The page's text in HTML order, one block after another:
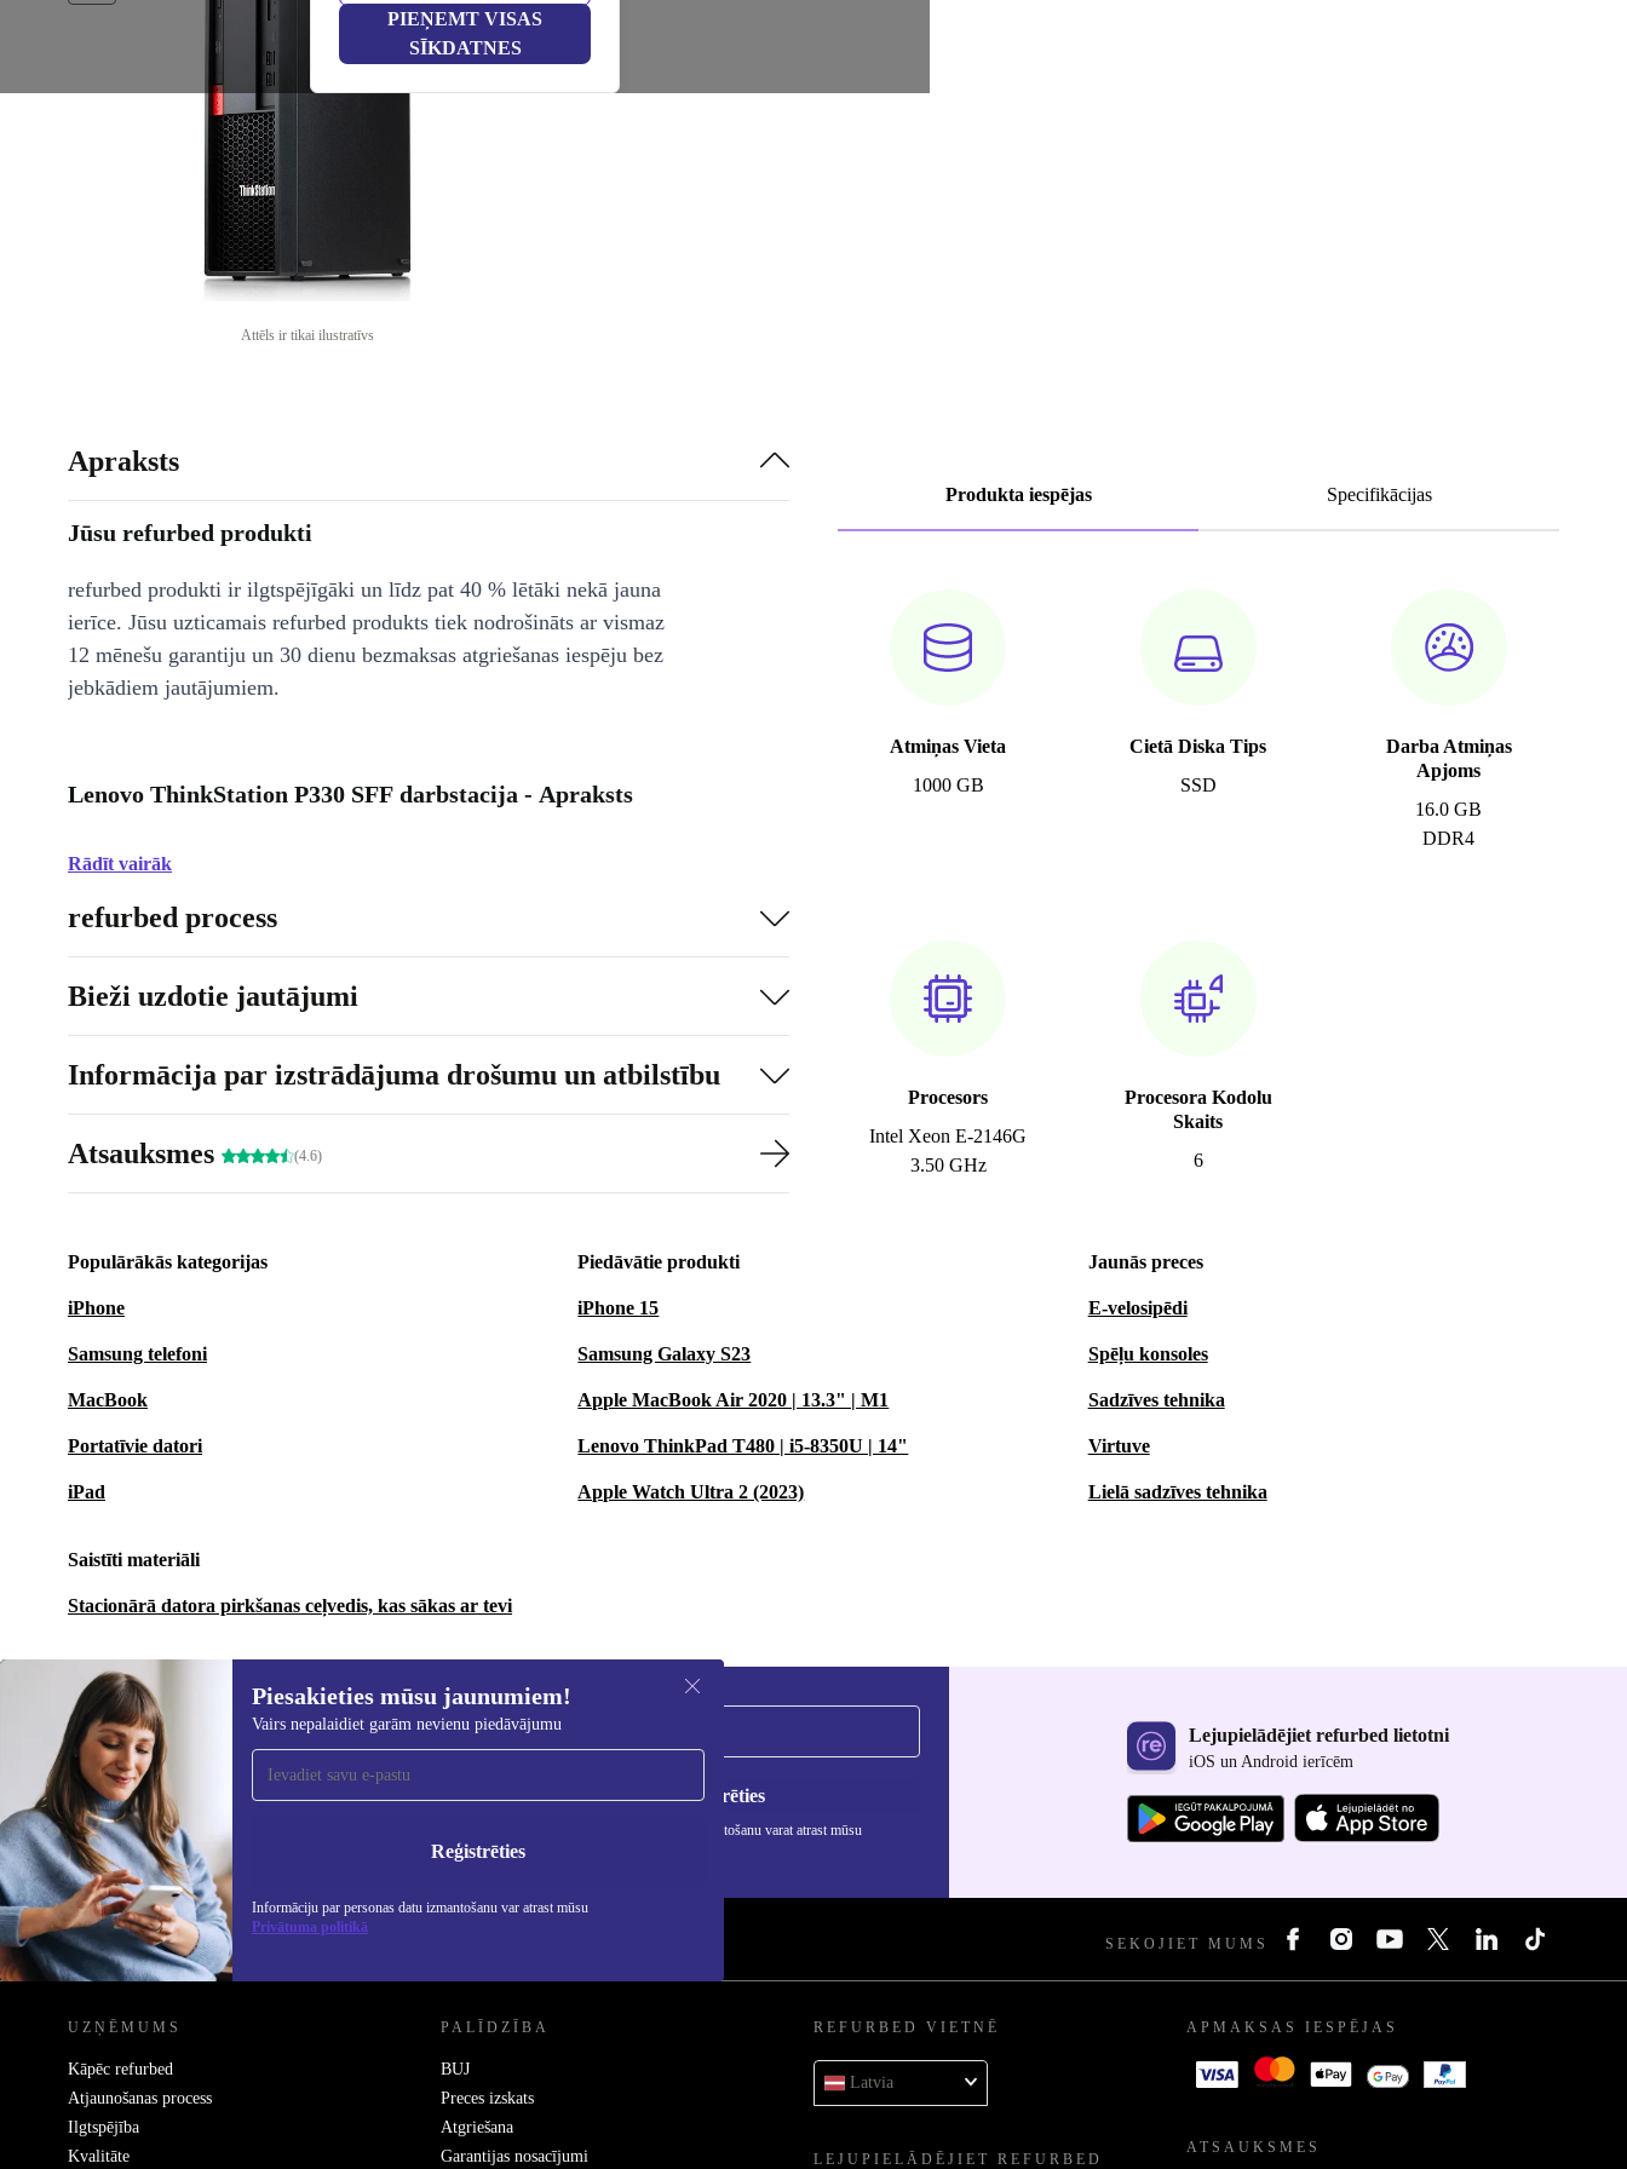
PIEŅEMT VISAS
SĪKDATNES
Attēls ir tikai ilustratīvs
Produkta iespējas Specifikācijas
Atmiņas Vieta
1000 GB
Cietā Diska Tips
SSD
Darba Atmiņas
Apjoms
16.0 GB
DDR4
Procesors
Intel Xeon E-2146G
3.50 GHz
Procesora Kodolu
Skaits
6
Apraksts
Jūsu refurbed produkti
refurbed produkti ir ilgtspējīgāki un līdz pat 40 % lētāki nekā jauna
ierīce. Jūsu uzticamais refurbed produkts tiek nodrošināts ar vismaz
12 mēnešu garantiju un 30 dienu bezmaksas atgriešanas iespēju bez
jebkādiem jautājumiem.
Lenovo ThinkStation P330 SFF darbstacija - Apraksts
Rādīt vairāk
refurbed process
Bieži uzdotie jautājumi
Informācija par izstrādājuma drošumu un atbilstību
Atsauksmes (4.6)
Populārākās kategorijas
iPhone
Samsung telefoni
MacBook
Portatīvie datori
iPad
Piedāvātie produkti
iPhone 15
Samsung Galaxy S23
Apple MacBook Air 2020 | 13.3" | M1
Lenovo ThinkPad T480 | i5-8350U | 14"
Apple Watch Ultra 2 (2023)
Jaunās preces
E-velosipēdi
Spēļu konsoles
Sadzīves tehnika
Virtuve
Lielā sadzīves tehnika
Saistīti materiāli
Stacionārā datora pirkšanas ceļvedis, kas sākas ar tevi
Piesakieties mūsu jaunumiem!
Vairs nepalaidiet garām nevienu piedāvājumu
Reģistrēties
Informāciju par personas datu izmantošanu var atrast mūsu
Privātuma politikā
Piesakieties mūsu jaunumu
saņemšanai!
Nekad vairs nepalaidiet garām nevienu
piedāvājumu.
Reģistrēties
Informāciju par personas datu izmantošanu varat atrast mūsu
Privātuma politikā
Lejupielādējiet refurbed lietotni
iOS un Android ierīcēm
REFURBED - RETHINK NEW. SEKOJIET MUMS
UZŅĒMUMS
Kāpēc refurbed
Atjaunošanas process
Ilgtspējība
Kvalitāte
PALĪDZĪBA
BUJ
Preces izskats
Atgriešana
Garantijas nosacījumi
REFURBED VIETNĒ
Latvia
LEJUPIELĀDĒJIET REFURBED
APMAKSAS IESPĒJAS
ATSAUKSMES